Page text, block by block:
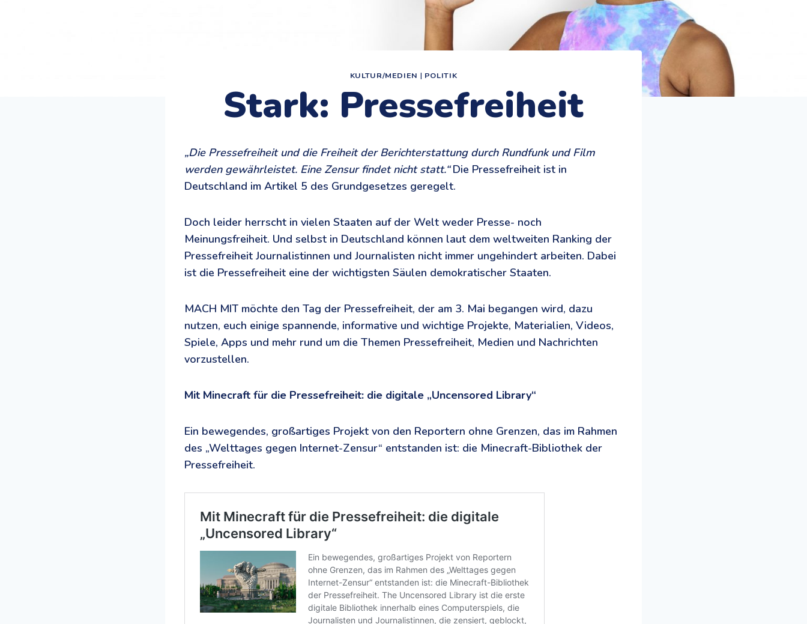
KULTUR/MEDIEN | POLITIK
Stark: Pressefreiheit
„Die Pressefreiheit und die Freiheit der Berichterstattung durch Rundfunk und Film
werden gewährleistet. Eine Zensur findet nicht statt.“Die Pressefreiheit ist in
Deutschland im Artikel 5 des Grundgesetzes geregelt.
Doch leider herrscht in vielen Staaten auf der Welt weder Presse- noch
Meinungsfreiheit. Und selbst in Deutschland können laut dem weltweiten Ranking der
Pressefreiheit Journalistinnen und Journalisten nicht immer ungehindert arbeiten. Dabei
ist die Pressefreiheit eine der wichtigsten Säulen demokratischer Staaten.
MACH MIT möchte den Tag der Pressefreiheit, der am 3. Mai begangen wird, dazu
nutzen, euch einige spannende, informative und wichtige Projekte, Materialien, Videos,
Spiele, Apps und mehr rund um die Themen Pressefreiheit, Medien und Nachrichten
vorzustellen.
Mit Minecraft für die Pressefreiheit: die digitale „Uncensored Library“
Ein bewegendes, großartiges Projekt von den Reportern ohne Grenzen, das im Rahmen
des „Welttages gegen Internet-Zensur“ entstanden ist: die Minecraft-Bibliothek der
Pressefreiheit.